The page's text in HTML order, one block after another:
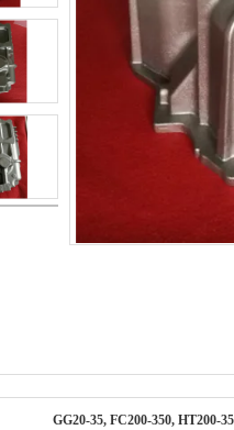
GG20-35, FC200-350, HT200-